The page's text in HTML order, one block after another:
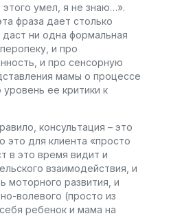
умел, я не знаю…».
фраза дает столько
ни одна формальная
и про
и про сенсорную
мамы о процессе
ее критики к
консультация – это
это для клиента «просто
в это время видит и
взаимодействия, и
моторного развития, и
волевого (просто из
ребенок и мама на